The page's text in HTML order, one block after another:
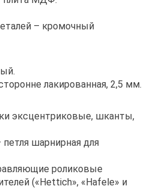
– кромочный
лакированная, 2,5 мм.
эксцентриковые, шканты,
шарнирная для
роликовые
(«Hettich», «Hafele» и